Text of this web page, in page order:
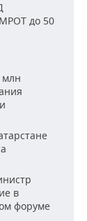
до 50
млн
в
форуме